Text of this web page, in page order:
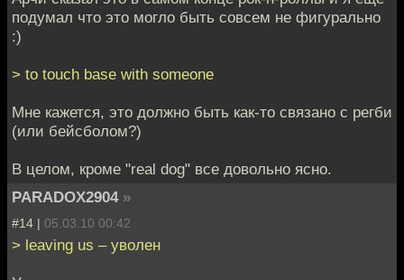
подумал что это могло быть совсем не фигурально
:)
> to touch base with someone
Мне кажется, это должно быть как-то связано с регби
(или бейсболом?)
В целом, кроме "real dog" все довольно ясно.
PARADOX2904 »
#14 | 05.03.10 00:42
> leaving us – уволен